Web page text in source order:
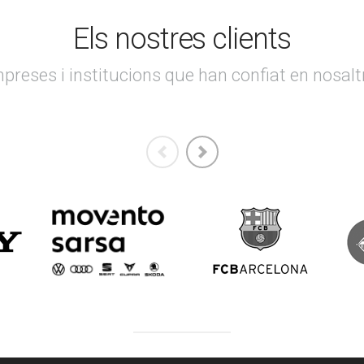
Els nostres clients
i institucions que han confiat en